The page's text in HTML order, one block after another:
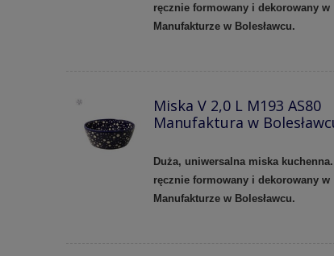
ręcznie formowany i dekorowany w
Manufakturze w Bolesławcu.
Miska V 2,0 L M193 AS80
Manufaktura w
Duża, uniwersalna miska
ręcznie formowany i dekorowany w
Manufakturze w Bolesławcu.